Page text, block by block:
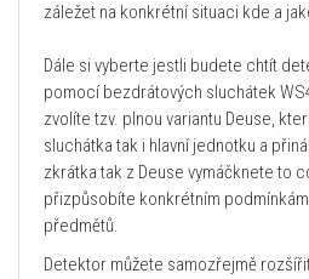
záležet na konkrétní situaci kde a
Dále si vyberte jestli budete chtít
pomocí bezdrátových sluchátek
zvolíte tzv. plnou variantu Deuse,
sluchátka tak i hlavní jednotku a
zkrátka tak z Deuse vymáčknete to
přizpůsobíte konkrétním
předmětů.
Detektor můžete samozřejmě